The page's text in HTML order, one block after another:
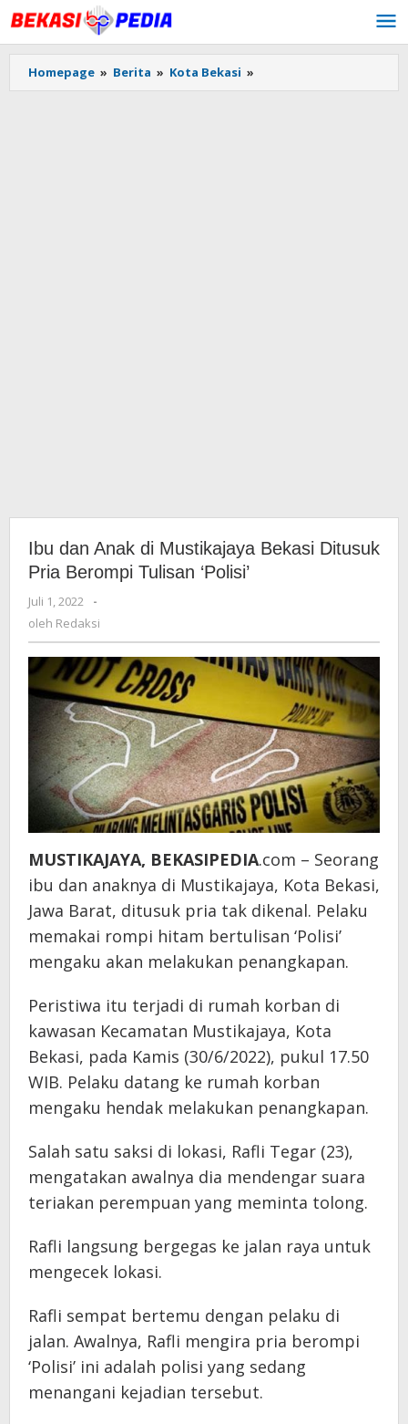
Lewati
ke
konten
Homepage » Berita » Kota Bekasi »
dan
Ibu dan Anak di Mustikajaya Bekasi Ditusuk
Pria Berompi Tulisan ‘Polisi’
Juli 1, 2022
oleh
Redaksi
-
oleh Redaksi
MUSTIKAJAYA, BEKASIPEDIA.com – Seorang
ibu dan anaknya di Mustikajaya, Kota Bekasi,
Jawa Barat, ditusuk pria tak dikenal. Pelaku
memakai rompi hitam bertulisan ‘Polisi’
mengaku akan melakukan penangkapan.
Peristiwa itu terjadi di rumah korban di
kawasan Kecamatan Mustikajaya, Kota
Bekasi, pada Kamis (30/6/2022), pukul 17.50
WIB. Pelaku datang ke rumah korban
mengaku hendak melakukan penangkapan.
Salah satu saksi di lokasi, Rafli Tegar (23),
mengatakan awalnya dia mendengar suara
teriakan perempuan yang meminta tolong.
Rafli langsung bergegas ke jalan raya untuk
mengecek lokasi.
Rafli sempat bertemu dengan pelaku di
jalan. Awalnya, Rafli mengira pria berompi
‘Polisi’ ini adalah polisi yang sedang
menangani kejadian tersebut.